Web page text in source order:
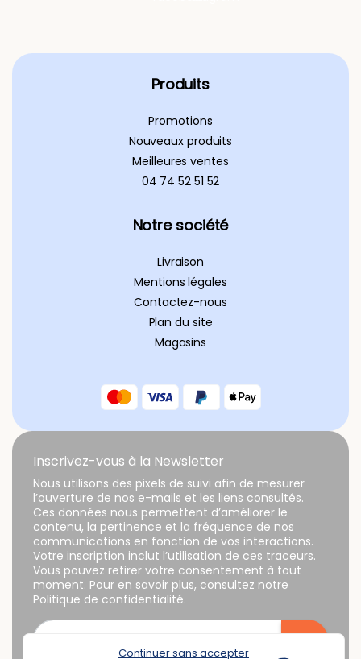
Produits
Promotions
Nouveaux produits
Meilleures ventes
04 74 52 51 52
Notre société
Livraison
Mentions légales
Contactez-nous
Plan du site
Magasins
Continuer sans accepter
Inscrivez-vous à la Newsletter
Nous utilisons des pixels de suivi afin de mesurer
l’ouverture de nos e-mails et les liens consultés.
Ces données nous permettent d’améliorer le
contenu, la pertinence et la fréquence de nos
communications en fonction de vos interactions.
Votre inscription inclut l’utilisation de ces traceurs.
Vous pouvez retirer votre consentement à tout
moment. Pour en savoir plus, consultez notre
Politique de confidentialité.